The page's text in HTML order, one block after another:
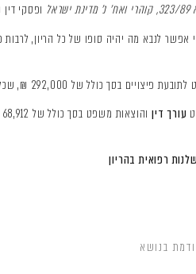
ישראל
ופסקי
לנבא מה יהיה סופו של כל הריון, לרבות
כאב וסבל בסך של 250,000 ₪, והוצאות רפואיות לעבר ולעתיד בסך של 42,000 ₪.
עורך דין והוצאות משפט בסך כולל של 68,912 ₪.
רפואית בהריון
בנושא